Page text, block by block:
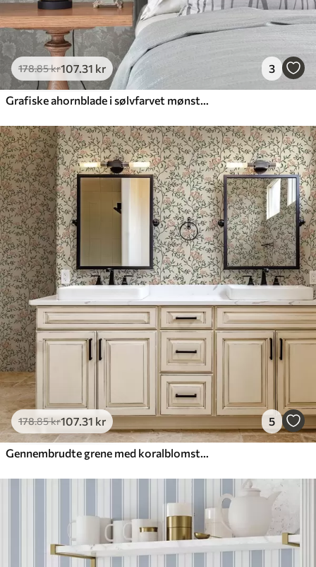
178.85kr107.31 kr 3
Grafiske ahornblade i sølvfarvet mønster på grå baggrund
178.85kr107.31 kr 5
Gennembrudte grene med koralblomster, blomstermønster